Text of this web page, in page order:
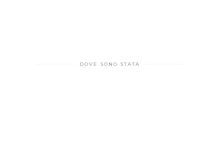
DOVE SONO STATA